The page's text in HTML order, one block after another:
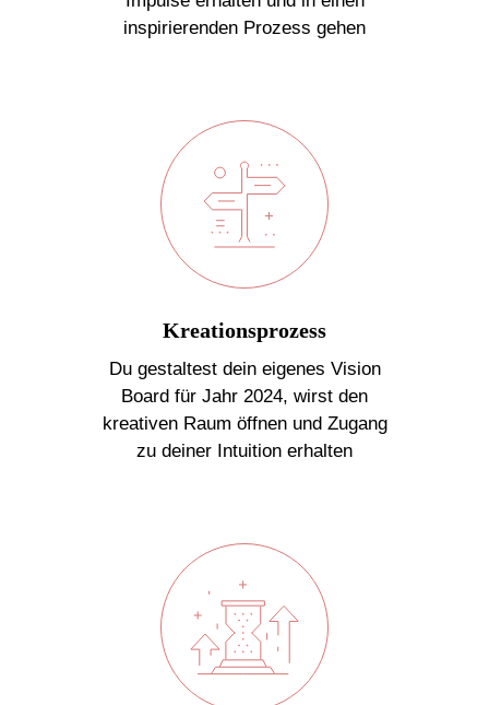
inspirierenden Prozess gehen
Kreationsprozess
Du gestaltest dein eigenes Vision
Board für Jahr 2024, wirst den
kreativen Raum öffnen und Zugang
zu deiner Intuition erhalten